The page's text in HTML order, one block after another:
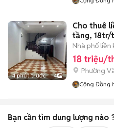
4 phút trước 4
Cho thuê
tầng, 18tr/
Nhà phố liền
18 triệu/
Phường
Cộng Đồng
Bạn cần tìm dung lượng nào